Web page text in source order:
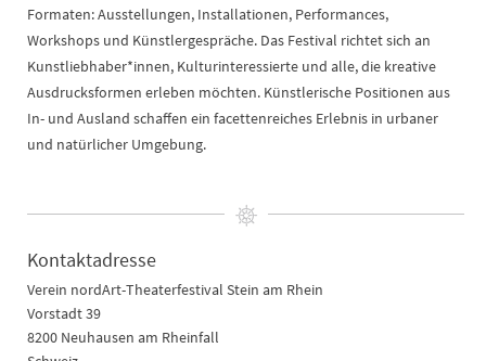
Formaten: Ausstellungen, Installationen, Performances,
Workshops und Künstlergespräche. Das Festival richtet sich an
Kunstliebhaber*innen, Kulturinteressierte und alle, die kreative
Ausdrucksformen erleben möchten. Künstlerische Positionen aus
In- und Ausland schaffen ein facettenreiches Erlebnis in urbaner
und natürlicher Umgebung.
Kontaktadresse
Verein nordArt-Theaterfestival Stein am Rhein
Vorstadt 39
8200 Neuhausen am Rheinfall